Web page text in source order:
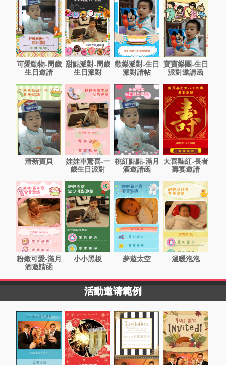
可愛動物-周歲
生日邀請
甜點派對-周歲
生日派對
歡樂派對-生日
派對請帖
寶寶樂團-生日
派對邀請函
清新寶貝
娃娃車驚喜-一
歲生日派對
桃紅點點-滿月
酒邀請函
大喜豔紅-長者
壽宴邀請
粉嫩可愛-滿月
酒邀請函
小小黑板 夢遊太空 溫暖泡泡
活動邀请範例